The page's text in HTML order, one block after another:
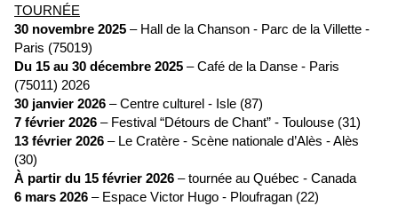
TOURNÉE
30 novembre 2025 – Hall de la Chanson - Parc de la Villette -
Paris (75019)
Du 15 au 30 décembre 2025 – Café de la Danse - Paris
(75011) 2026
30 janvier 2026 – Centre culturel - Isle (87)
7 février 2026 – Festival “Détours de Chant” - Toulouse (31)
13 février 2026 – Le Cratère - Scène nationale d’Alès - Alès
(30)
À partir du 15 février 2026 – tournée au Québec - Canada
6 mars 2026 – Espace Victor Hugo - Ploufragan (22)